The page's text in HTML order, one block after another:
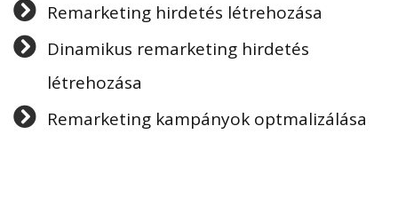
Remarketing hirdetés létrehozása
Dinamikus remarketing hirdetés
létrehozása
Remarketing kampányok optmalizálása